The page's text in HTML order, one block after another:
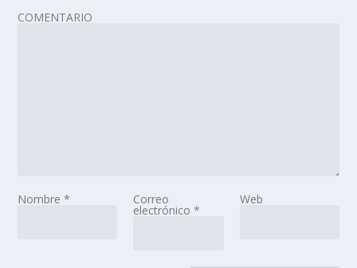
COMENTARIO
Nombre* Correo
electrónico *
Web